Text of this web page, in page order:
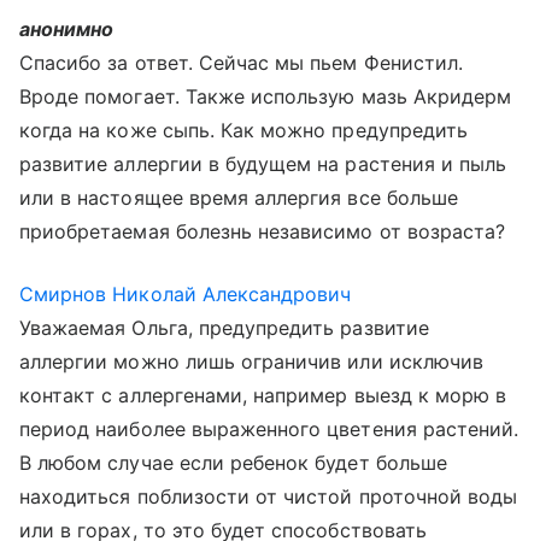
анонимно
Спасибо за ответ. Сейчас мы пьем Фенистил.
Вроде помогает. Также использую мазь Акридерм
когда на коже сыпь. Как можно предупредить
развитие аллергии в будущем на растения и пыль
или в настоящее время аллергия все больше
приобретаемая болезнь независимо от возраста?
Смирнов Николай Александрович
Уважаемая Ольга, предупредить развитие
аллергии можно лишь ограничив или исключив
контакт с аллергенами, например выезд к морю в
период наиболее выраженного цветения растений.
В любом случае если ребенок будет больше
находиться поблизости от чистой проточной воды
или в горах, то это будет способствовать